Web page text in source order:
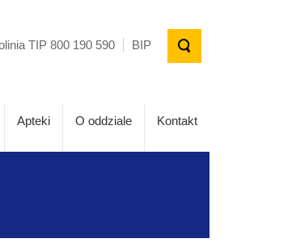
TIP 800 190 590 BIP
Apteki O oddziale Kontakt